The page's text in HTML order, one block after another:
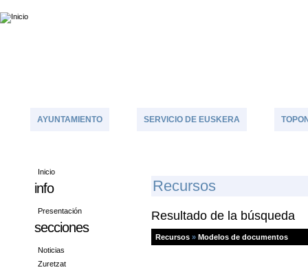
AYUNTAMIENTO SERVICIO DE EUSKERA
Inicio
info
Presentación
secciones
Noticias
Zuretzat
REcursos
Resultado de la búsqueda
Recursos » Modelos de documentos